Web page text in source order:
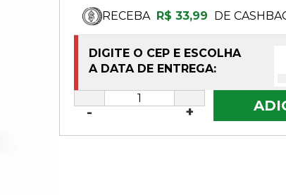
RECEBA R$ 33,99 DE
DIGITE O CEP E ESCOLHA
A DATA DE ENTREGA:
+
-